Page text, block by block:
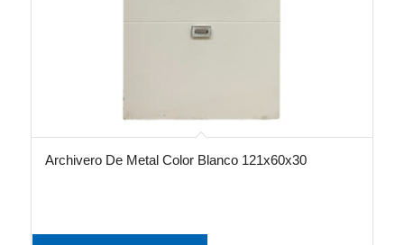
Archivero De Metal Color Blanco 121x60x30